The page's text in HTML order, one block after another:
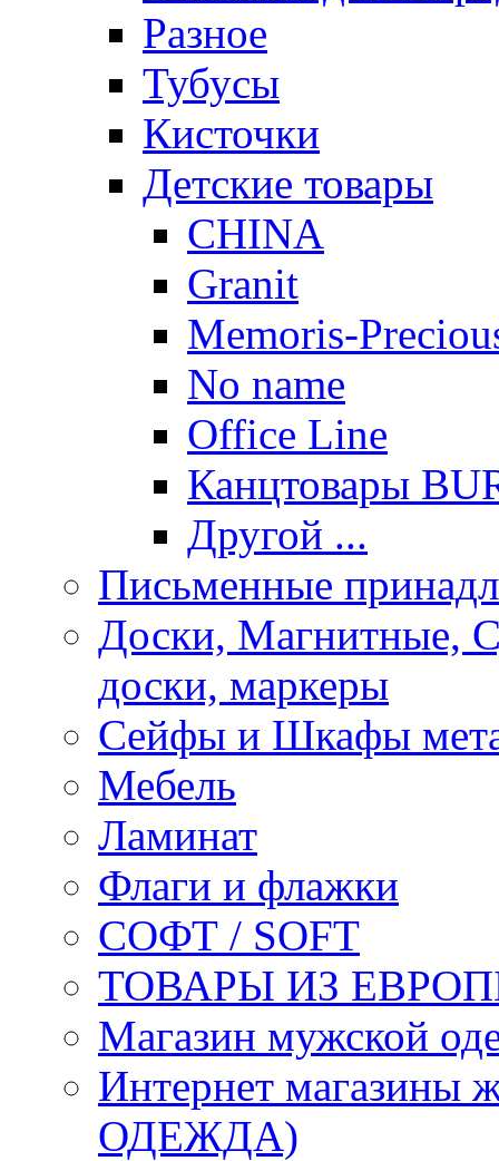
Разное
Тубусы
Кисточки
Детские товары
CHINA
Granit
Memoris-
No name
Office Line
Канцтовары
Другой ...
Письменные
Доски, Магнитные,
доски, маркеры
Сейфы и Шкафы
Мебель
Ламинат
Флаги и флажки
СОФТ / SOFT
ТОВАРЫ ИЗ
Магазин мужской
Интернет
ОДЕЖДА)